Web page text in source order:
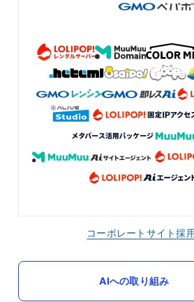
コーポレートサイト採
AIへの取り組み